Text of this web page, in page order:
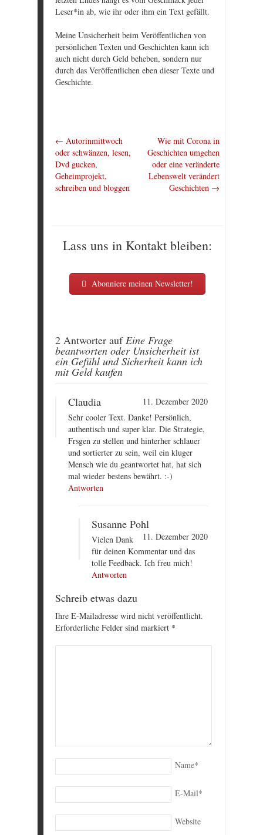
Leser*in ab, wie ihr oder ihm ein Text gefällt.
Meine Unsicherheit beim Veröffentlichen von
persönlichen Texten und Geschichten kann ich
auch nicht durch Geld beheben, sondern nur
durch das Veröffentlichen eben dieser Texte und
Geschichte.
← Autorinmittwoch
oder schwänzen, lesen,
Dvd gucken,
Geheimprojekt,
schreiben und bloggen
Wie mit Corona in
Geschichten umgehen
oder eine veränderte
Lebenswelt verändert
Geschichten →
Lass uns in Kontakt bleiben:
Abonniere meinen Newsletter!
2 Antworter aufEine Frage
beantworten oder Unsicherheit ist
ein Gefühl und Sicherheit kann ich
mit Geld kaufen
Claudia
11. Dezember 2020
Sehr cooler Text. Danke! Persönlich,
authentisch und super klar. Die Strategie,
Frsgen zu stellen und hinterher schlauer
und sortierter zu sein, weil ein kluger
Mensch wie du geantwortet hat, hat sich
mal wieder bestens bewährt. :-)
Antworten
Susanne Pohl
11. Dezember 2020
Vielen Dank
für deinen Kommentar und das
tolle Feedback. Ich freu mich!
Antworten
Schreib etwas dazu
Ihre E-Mailadresse wird nicht veröffentlicht.
Erforderliche Felder sind markiert *
Name*
E-Mail*
Website